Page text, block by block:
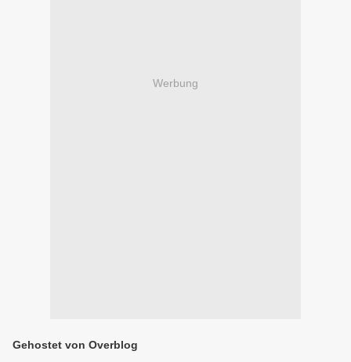
Werbung
Gehostet von Overblog